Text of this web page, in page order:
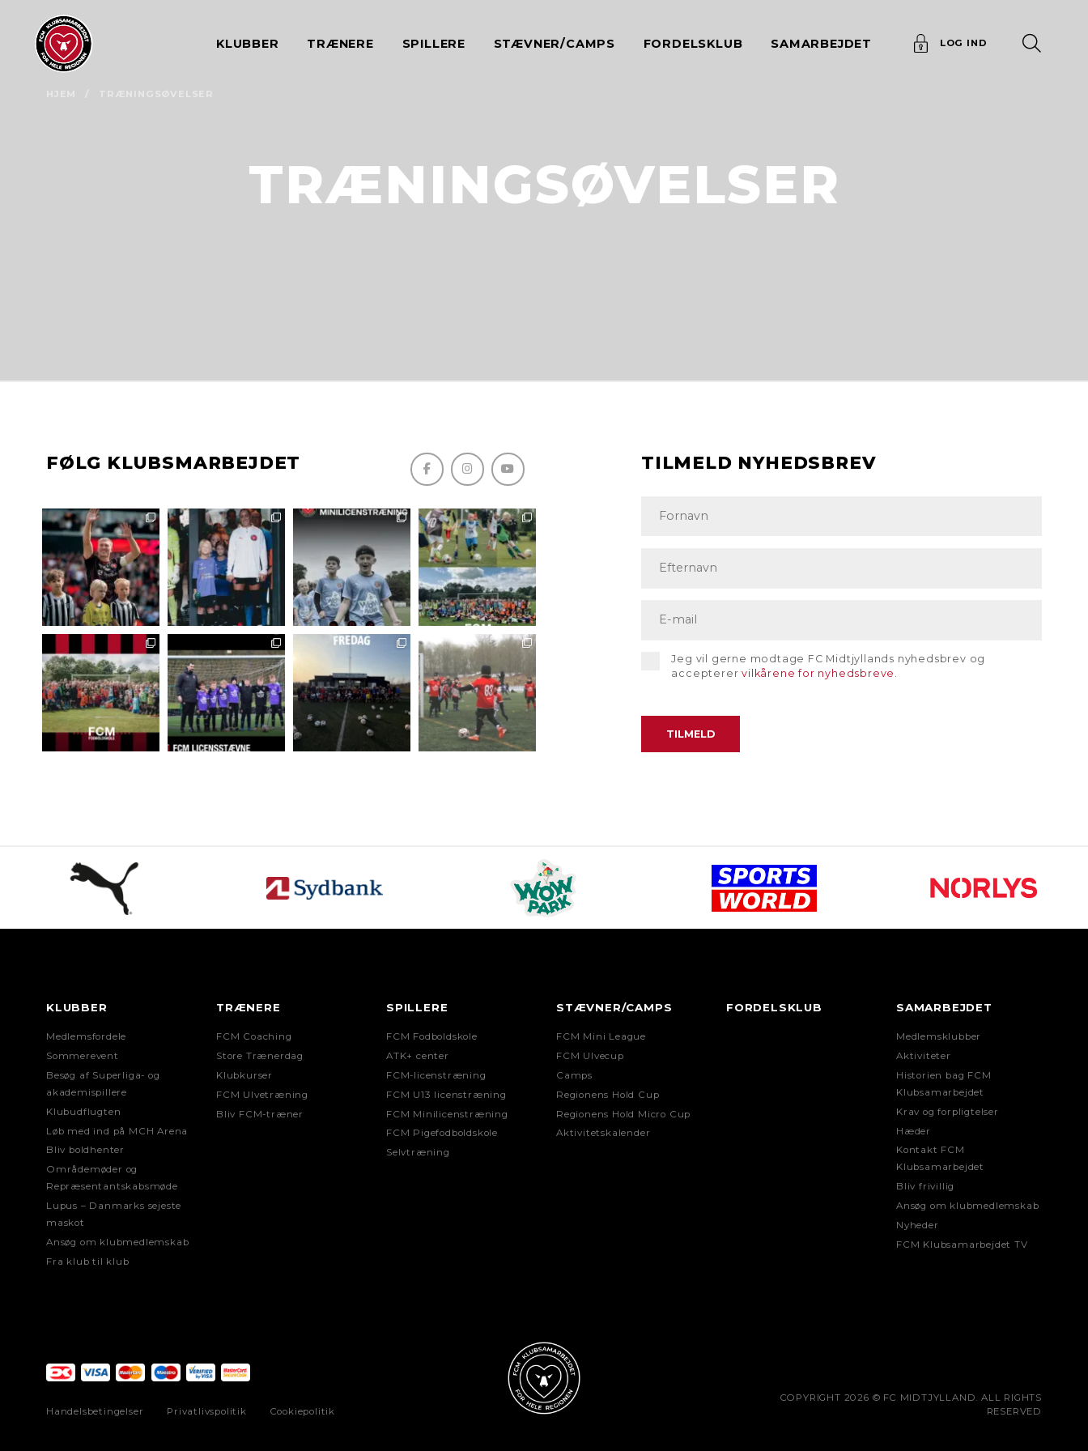
KLUBBER TRÆNERE SPILLERE STÆVNER/CAMPS FORDELSKLUB SAMARBEJDET LOG IND
TRÆNINGSØVELSER
FØLG KLUBSMARBEJDET TILMELD NYHEDSBREV
Jeg vil gerne modtage FC Midtjyllands nyhedsbrev og
accepterervilkårene for nyhedsbreve .
KLUBBER
Medlemsfordele
Sommerevent
Besøg af Superliga- og
akademispillere
Klubudflugten
Løb med ind på MCH Arena
Bliv boldhenter
Områdemøder og
Repræsentantskabsmøde
Lupus – Danmarks sejeste
maskot
Ansøg om klubmedlemskab
Fra klub til klub
TRÆNERE
FCM Coaching
Store Trænerdag
Klubkurser
FCM Ulvetræning
Bliv FCM-træner
SPILLERE
FCM Fodboldskole
ATK+ center
FCM-licenstræning
FCM U13 licenstræning
FCM Minilicenstræning
FCM Pigefodboldskole
Selvtræning
STÆVNER/CAMPS
FCM Mini League
FCM Ulvecup
Camps
Regionens Hold Cup
Regionens Hold Micro Cup
Aktivitetskalender
FORDELSKLUB SAMARBEJDET
Medlemsklubber
Aktiviteter
Historien bag FCM
Klubsamarbejdet
Krav og forpligtelser
Hæder
Kontakt FCM
Klubsamarbejdet
Bliv frivillig
Ansøg om klubmedlemskab
Nyheder
FCM Klubsamarbejdet TV
Handelsbetingelser Privatlivspolitik Cookiepolitik
COPYRIGHT 2026 © FC MIDTJYLLAND. ALL RIGHTS
RESERVED